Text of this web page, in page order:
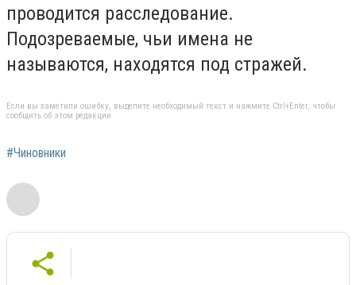
проводится расследование.
Подозреваемые, чьи имена не
называются, находятся под стражей.
Если вы заметили ошибку, выделите необходимый текст и нажмите Ctrl+Enter, чтобы
сообщить об этом редакции
#Чиновники